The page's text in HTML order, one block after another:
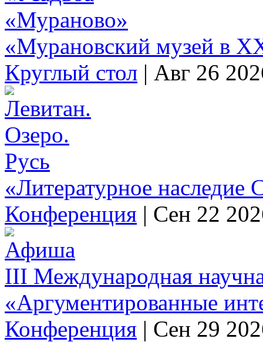
«Мурановский музей в
Круглый стол | Авг 26
«Литературное наследие
Конференция | Сен 22
III Международная
«Аргументированные
Конференция | Сен 29